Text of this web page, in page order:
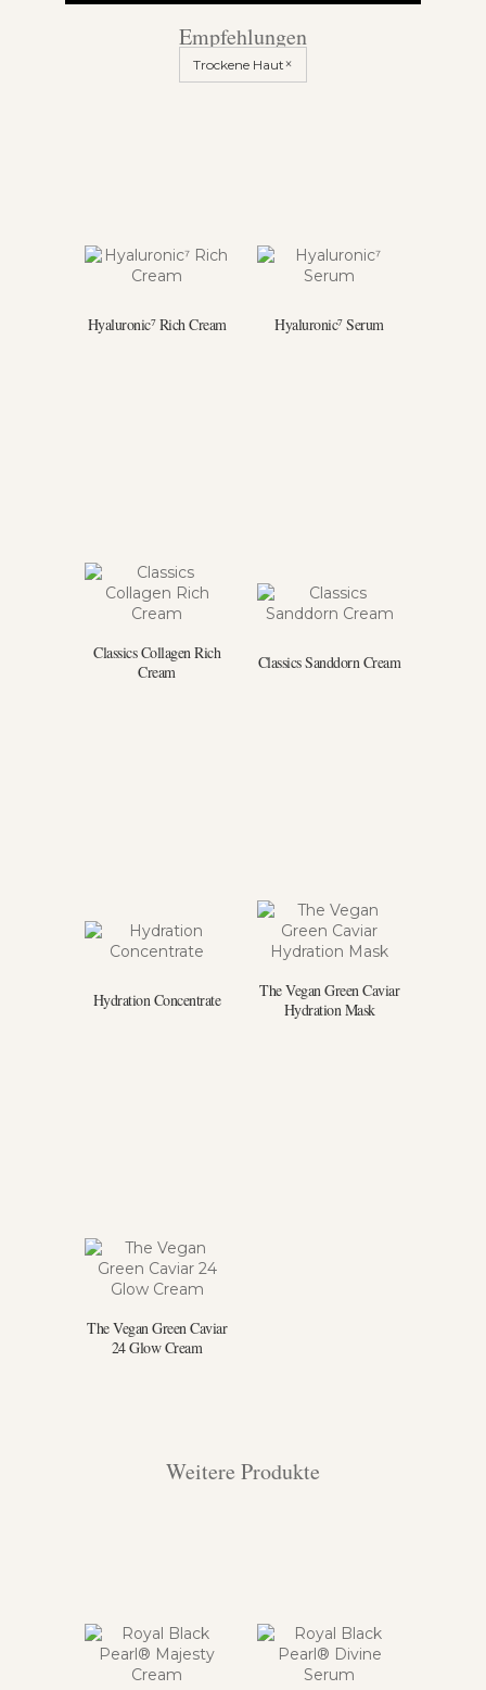
Empfehlungen
Trockene Haut×
Hyaluronic⁷ Rich Cream Hyaluronic⁷ Serum
Classics Collagen Rich
Cream
Classics Sanddorn Cream
Hydration Concentrate
The Vegan Green Caviar
Hydration Mask
The Vegan Green Caviar
24 Glow Cream
Weitere Produkte